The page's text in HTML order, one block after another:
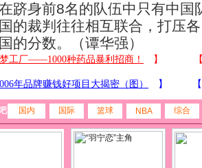
跻身前8名的队伍中只有中
的裁判往往相互联合，打压
的分数。（谭华强）
国内 国际 篮球 NBA 综合